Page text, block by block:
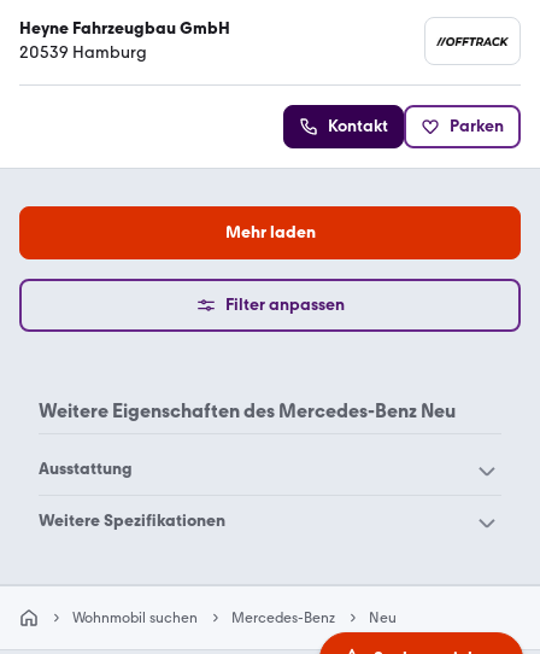
Heyne Fahrzeugbau GmbH
20539 Hamburg
Kontakt Parken
Mehr laden
Filter anpassen
Weitere Eigenschaften des Mercedes-Benz Neu
Ausstattung
Mercedes-Benz
Weitere Spezifikationen
Wohnmobil suchen Mercedes-Benz Neu